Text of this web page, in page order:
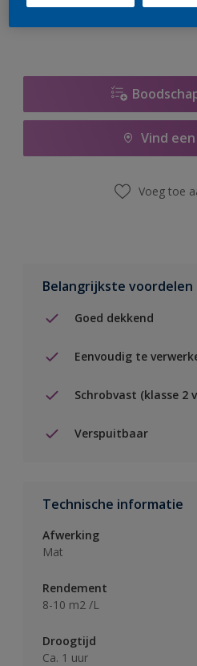
Vind
Voeg toe
Belangrijkste voordelen
Goed dekkend
Eenvoudig te
Schrobvast (klasse 2
Verspuitbaar
Technische informatie
Afwerking
Mat
Rendement
8-10 m2 /L
Droogtijd
Ca. 1 uur